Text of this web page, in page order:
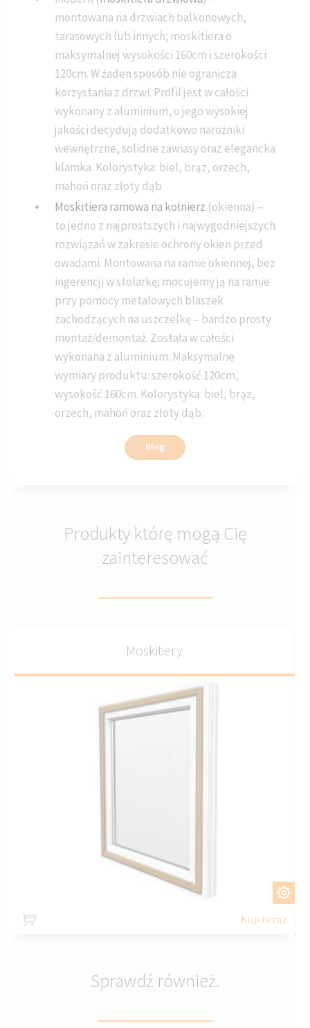
montowana na drzwiach balkonowych,
tarasowych lub innych; moskitiera o
maksymalnej wysokości 160cm i szerokości
120cm. W żaden sposób nie ogranicza
korzystania z drzwi. Profil jest w całości
wykonany z aluminium, o jego wysokiej
jakości decydują dodatkowo narożniki
wewnętrzne, solidne zawiasy oraz elegancka
klamka. Kolorystyka: biel, brąz, orzech,
mahoń oraz złoty dąb.
Moskitiera ramowa na kołnierz (okienna) –
to jedno z najprostszych i najwygodniejszych
rozwiązań w zakresie ochrony okien przed
owadami. Montowana na ramie okiennej, bez
ingerencji w stolarkę; mocujemy ją na ramie
przy pomocy metalowych blaszek
zachodzących na uszczelkę – bardzo prosty
montaż/demontaż. Została w całości
wykonana z aluminium. Maksymalne
wymiary produktu: szerokość 120cm,
wysokość 160cm. Kolorystyka: biel, brąz,
orzech, mahoń oraz złoty dąb.
Blog
Produkty którę mogą Cię
zainteresować
Moskitiery
Kup teraz
Sprawdź również.